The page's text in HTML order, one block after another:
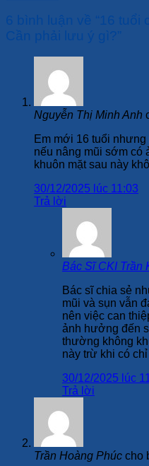
6 bình luận về “16 tuổi
Cần phải lưu ý gì?”
Nguyễn Thị Minh Anh
Em mới 16 tuổi nhưng
nếu nâng mũi sớm có
khuôn mặt sau này
30/12/2025 lúc 11:03
Trả lời
Bác Sĩ CKI Trần
Bác sĩ chia sẻ
mũi và sụn vẫn
nên việc can
ảnh hưởng đến
thường không
này trừ khi có
30/12/2025 lúc
Trả lời
Trần Hoàng Phúc cho